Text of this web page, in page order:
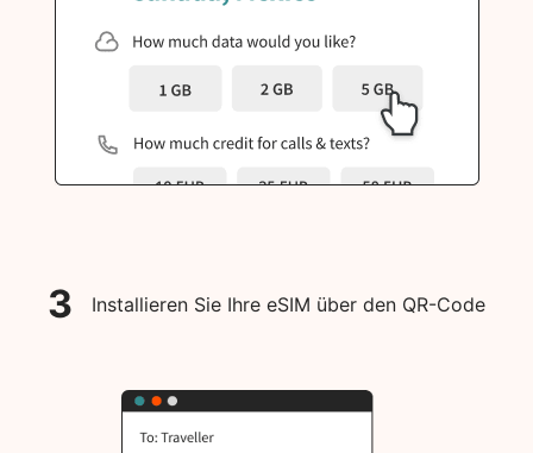
3 Installieren Sie Ihre eSIM über den QR-Code